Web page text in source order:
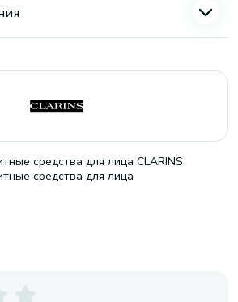
средства для лица CLARINS
средства для лица